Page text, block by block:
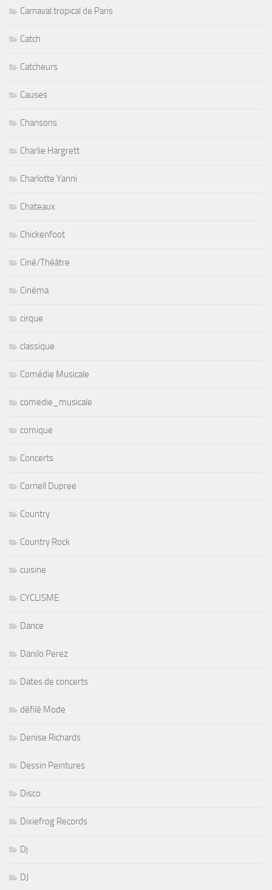
Carnaval tropical de Paris
Catch
Catcheurs
Causes
Chansons
Charlie Hargrett
Charlotte Yanni
Chateaux
Chickenfoot
Ciné/Théâtre
Cinéma
cirque
classique
Comédie Musicale
comedie_musicale
comique
Concerts
Cornell Dupree
Country
Country Rock
cuisine
CYCLISME
Dance
Danilo Perez
Dates de concerts
défilé Mode
Denise Richards
Dessin Peintures
Disco
Dixiefrog Records
Dj
DJ